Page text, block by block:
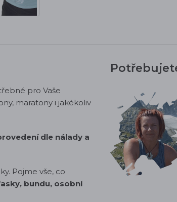
pro Vaše
maratony i jakékoliv
dle nálady a
Pojme vše, co
bundu, osobní